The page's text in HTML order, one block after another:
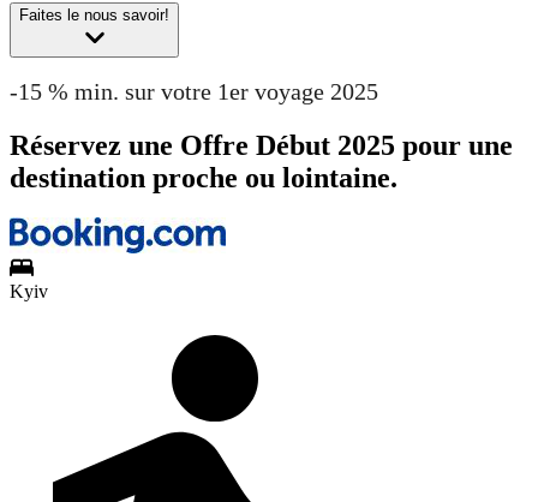
Faites le nous savoir!
-15 % min. sur votre 1er voyage 2025
Réservez une Offre Début 2025 pour une
destination proche ou lointaine.
Kyiv